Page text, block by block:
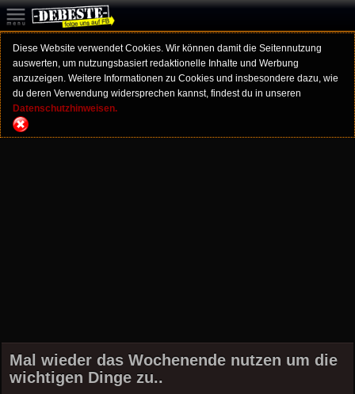
Diese Website verwendet Cookies. Wir können damit die Seitennutzung
auswerten, um nutzungsbasiert redaktionelle Inhalte und Werbung
anzuzeigen. Weitere Informationen zu Cookies und insbesondere dazu, wie
du deren Verwendung widersprechen kannst, findest du in unseren
Datenschutzhinweisen.
Mal wieder das Wochenende nutzen um die
wichtigen Dinge zu..